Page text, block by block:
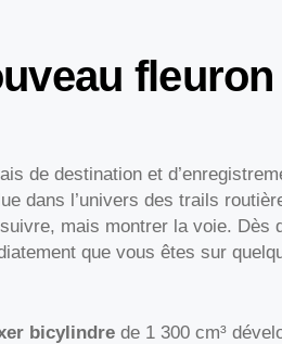
de destination et
dans l’univers des trails
mais montrer la voie. Dès
que vous êtes sur
bicylindre de 1 300 cm³